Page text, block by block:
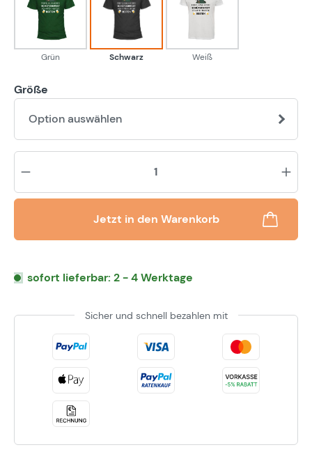
Grün
Grün
Schwarz
Schwarz Weiß
Größe
Option auswählen
Jetzt in den Warenkorb
sofort lieferbar: 2 - 4 Werktage
Sicher und schnell bezahlen mit